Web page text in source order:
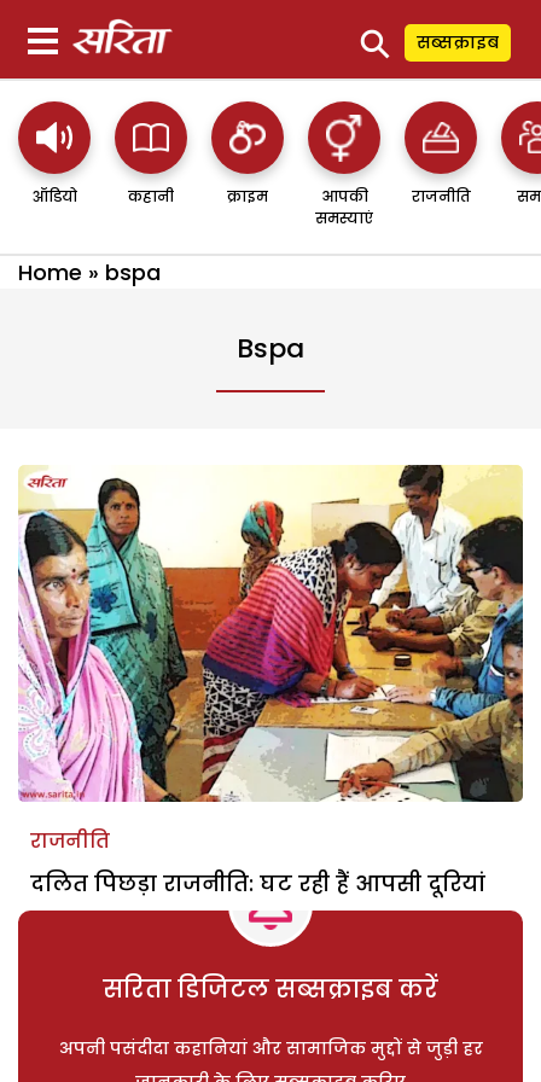
⚲ सब्सक्राइब
ऑडियो कहानी क्राइम
आपकी
समस्याएं
राजनीति
Home » bspa
Bspa
राजनीति
दलित पिछड़ा राजनीति: घट रही हैं आपसी दूरियां
सरिता डिजिटल सब्सक्राइब करें
अपनी पसंदीदा कहानियां और सामाजिक मुद्दों से जुड़ी हर